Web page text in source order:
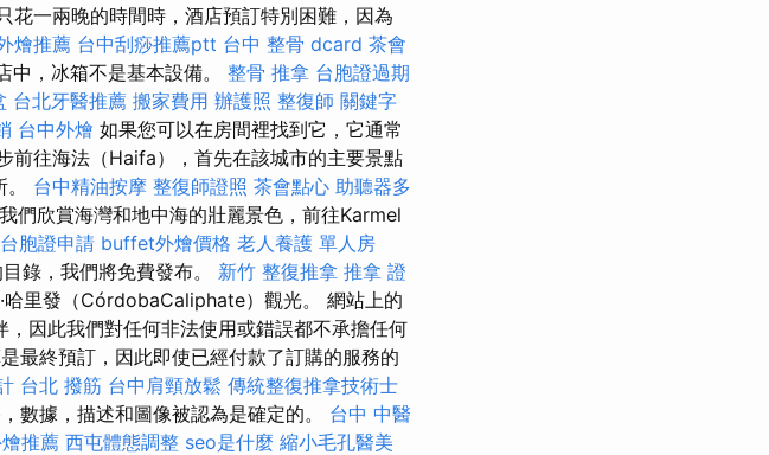
花一兩晚的時間時，酒店預訂特別困難，因為
燴推薦 台中刮痧推薦ptt 台中 整骨 dcard 茶會
中，冰箱不是基本設備。 整骨 推拿 台胞證過期
台北牙醫推薦 搬家費用 辦護照 整復師 關鍵字
台中外燴 如果您可以在房間裡找到它，它通常
前往海法（Haifa），首先在該城市的主要景點
台中精油按摩 整復師證照 茶會點心 助聽器多
我們欣賞海灣和地中海的壯麗景色，前往Karmel
台胞證申請 buffet外燴價格 老人養護 單人房
錄，我們將免費發布。 新竹 整復推拿 推拿 證
哈里發（CórdobaCaliphate）觀光。 網站上的
因此我們對任何非法使用或錯誤都不承擔任何
最終預訂，因此即使已經付款了訂購的服務的
台北 撥筋 台中肩頸放鬆 傳統整復推拿技術士
數據，描述和圖像被認為是確定的。 台中 中醫
推薦 西屯體態調整 seo是什麼 縮小毛孔醫美